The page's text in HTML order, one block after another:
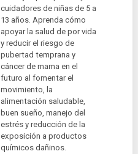
cuidadores de niñas de 5 a
13 años. Aprenda cómo
apoyar la salud de por vida
y reducir el riesgo de
pubertad temprana y
cáncer de mama en el
futuro al fomentar el
movimiento, la
alimentación saludable,
buen sueño, manejo del
estrés y reducción de la
exposición a productos
químicos dañinos.